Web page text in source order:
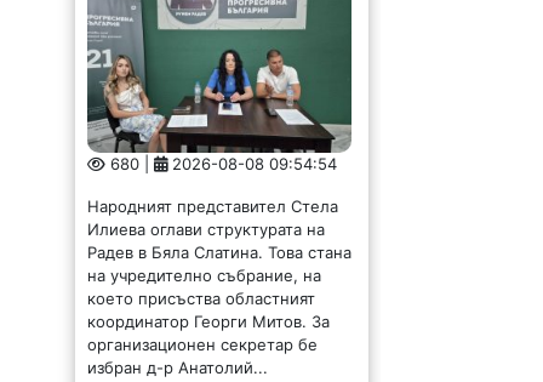
680 | 2026-08-08 09:54:54
Илиева оглави структурата на
Радев в Бяла Слатина. Това стана
на учредително събрание, на
което присъства областният
координатор Георги Митов. За
организационен секретар бе
избран д-р Анатолий...